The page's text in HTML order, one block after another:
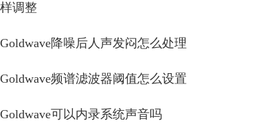
样调整
Goldwave降噪后人声发闷怎么处理
Goldwave频谱滤波器阈值怎么设置
Goldwave可以内录系统声音吗